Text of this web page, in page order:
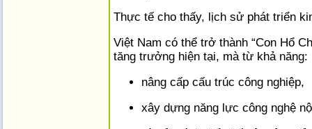
Thực tế cho thấy, lịch sử phát triển
Việt Nam có thể trở thành “Con Hổ
tăng trưởng hiện tại, mà từ khả năng:
nâng cấp cấu trúc công nghiệp,
xây dựng năng lực công nghệ